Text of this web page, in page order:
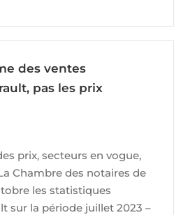
des ventes
pas les prix
prix, secteurs en vogue,
Chambre des notaires de
les statistiques
sur la période juillet 2023 –